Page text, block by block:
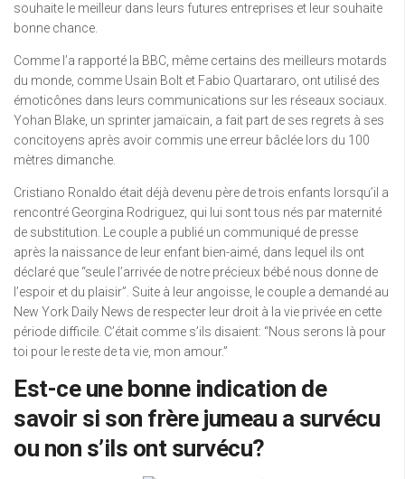
souhaite le meilleur dans leurs futures entreprises et leur souhaite
bonne chance.
Comme l’a rapporté la BBC, même certains des meilleurs motards
du monde, comme Usain Bolt et Fabio Quartararo, ont utilisé des
émoticônes dans leurs communications sur les réseaux sociaux.
Yohan Blake, un sprinter jamaïcain, a fait part de ses regrets à ses
concitoyens après avoir commis une erreur bâclée lors du 100
mètres dimanche.
Cristiano Ronaldo était déjà devenu père de trois enfants lorsqu’il a
rencontré Georgina Rodriguez, qui lui sont tous nés par maternité
de substitution. Le couple a publié un communiqué de presse
après la naissance de leur enfant bien-aimé, dans lequel ils ont
déclaré que “seule l’arrivée de notre précieux bébé nous donne de
l’espoir et du plaisir”. Suite à leur angoisse, le couple a demandé au
New York Daily News de respecter leur droit à la vie privée en cette
période difficile. C’était comme s’ils disaient: “Nous serons là pour
toi pour le reste de ta vie, mon amour.”
Est-ce une bonne indication de
savoir si son frère jumeau a survécu
ou non s’ils ont survécu?